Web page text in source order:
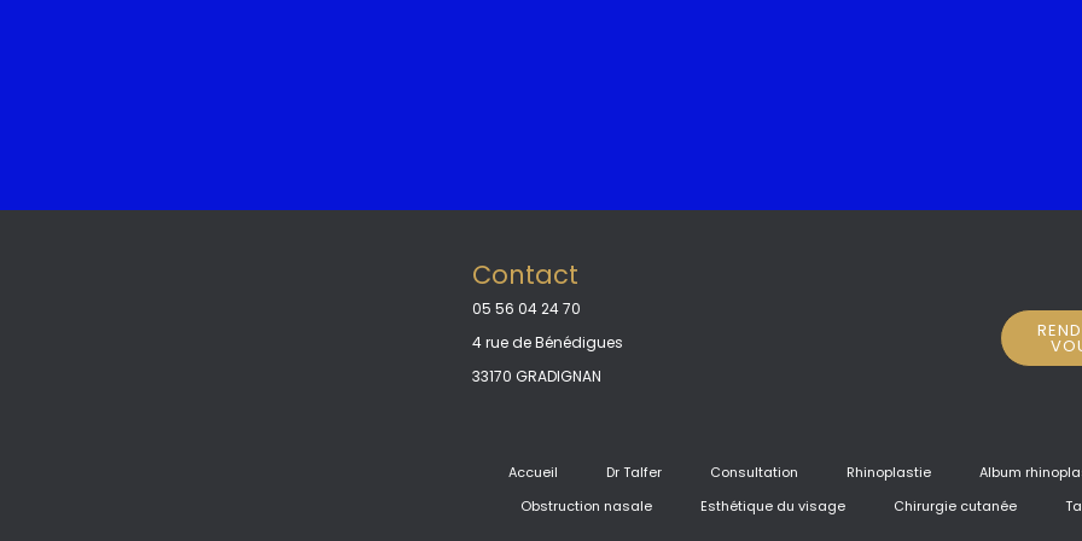
Contact
05 56 04 24 70
4 rue de Bénédigues
33170 GRADIGNAN
Accueil Dr Talfer Consultation Rhinoplastie
Album
Obstruction nasale
Esthétique du visage Chirurgie cutanée